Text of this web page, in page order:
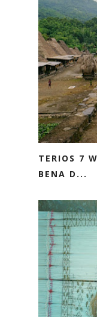
TERIOS 7
BENA D...